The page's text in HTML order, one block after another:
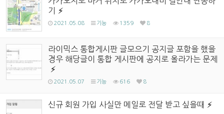
기
2021.05.08 기능 1359 8
라이믹스 통합게시판 글모으기 공지글 포함을 했을
경우 해당글이 통합 게시판에 공지로 올라가는 문제
2021.05.07 기능 616 8
신규 회원 가입 사실만 메일로 전달 받고 싶을때